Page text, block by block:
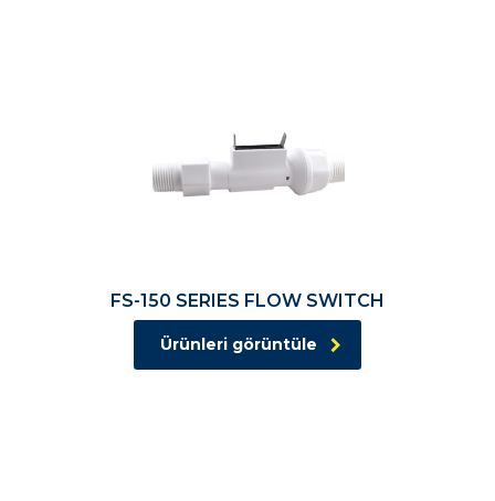
FS-150 SERIES FLOW SWITCH
Ürünleri görüntüle